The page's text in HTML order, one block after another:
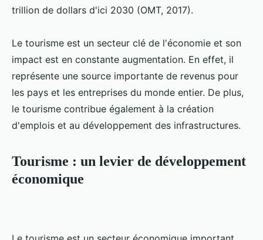
trillion de dollars d'ici 2030 (OMT, 2017).
Le tourisme est un secteur clé de l'économie et son
impact est en constante augmentation. En effet, il
représente une source importante de revenus pour
les pays et les entreprises du monde entier. De plus,
le tourisme contribue également à la création
d'emplois et au développement des infrastructures.
Tourisme : un levier de développement
économique